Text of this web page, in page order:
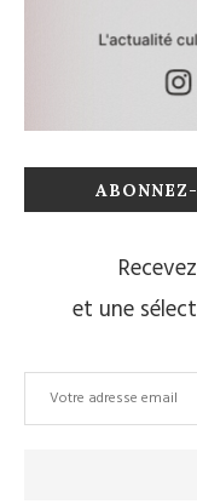
et une